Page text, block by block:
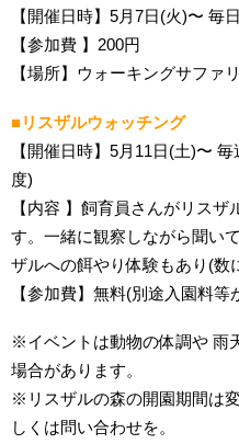
【開催日時】5月7日(火)〜
【参加費 】200円
【場所】ウォーキングサファ
■リスザルウォッチング
【開催日時】5月11日(土)〜
度)
【内容 】飼育員さんがリス
す。一緒に観察しながら聞い
ザルへの餌やり体験もあり(数
【参加費】無料(別途入園料等
※イベントは動物の体調や 雨
場合があります。
※リスザルの森の開園期間は
しくは問い合わせを。